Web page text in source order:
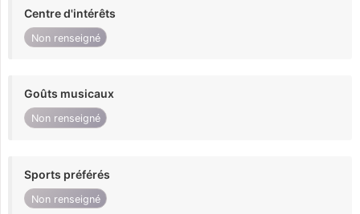
Centre d'intérêts
Non renseigné
Goûts musicaux
Non renseigné
Sports préférés
Non renseigné